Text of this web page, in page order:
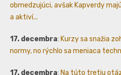
obmedzujúci, avšak Kapverdy
a aktiví...
17. decembra: Kurzy sa snažia
normy, no rýchlo sa meniaca
17. decembra: Na túto tretiu